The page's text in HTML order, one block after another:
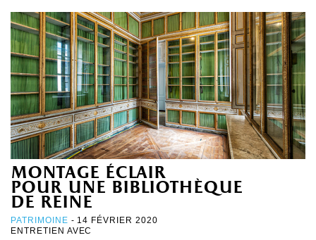
SPECTACLES
PORTFOLIOS
HISTOIRE(S)
LES +
ABONNEMENT GRATUIT AU MAGAZINE
montage éclair
pour une bibliothèque
de reine
PATRIMOINE - 14 FÉVRIER 2020
ENTRETIEN AVEC